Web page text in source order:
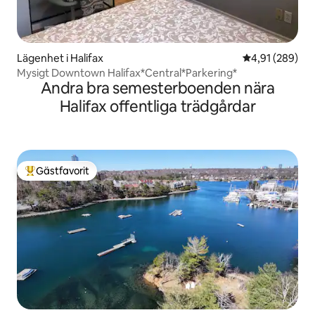
Lägenhet i Halifax 4,91 av 5 i
4,91 (289)
Mysigt Downtown Halifax*Central*Parkering*
Andra bra semesterboenden nära
Halifax offentliga trädgårdar
Populär gästfavorit
Gästfavorit